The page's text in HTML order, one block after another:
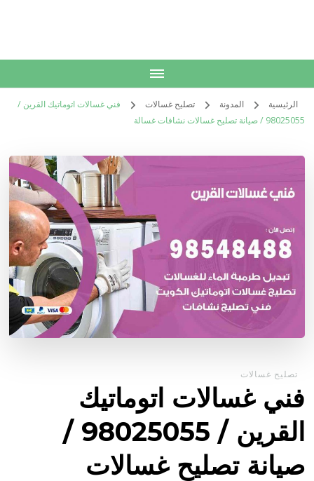
الرئيسية المدونة تصليح غسالات
فني غسالات اتوماتيك القرين /
98025055 / صيانة تصليح غسالات نشافات غسالة
تصليح غسالات
فني غسالات اتوماتيك
القرين / 98025055 /
صيانة تصليح غسالات